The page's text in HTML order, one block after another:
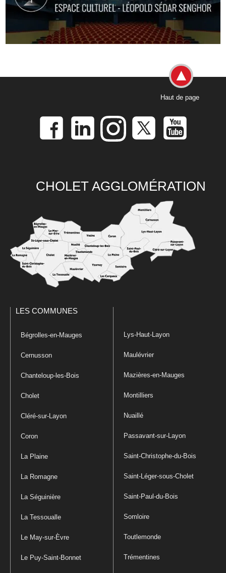
Haut de page
CHOLET AGGLOMÉRATION
LES COMMUNES
Bégrolles-en-Mauges
Cernusson
Chanteloup-les-Bois
Cholet
Cléré-sur-Layon
Coron
La Plaine
La Romagne
La Séguinière
La Tessoualle
Le May-sur-Èvre
Le Puy-Saint-Bonnet
Lys-Haut-Layon
Maulévrier
Mazières-en-Mauges
Montilliers
Nuaillé
Passavant-sur-Layon
Saint-Christophe-du-Bois
Saint-Léger-sous-Cholet
Saint-Paul-du-Bois
Somloire
Toutlemonde
Trémentines